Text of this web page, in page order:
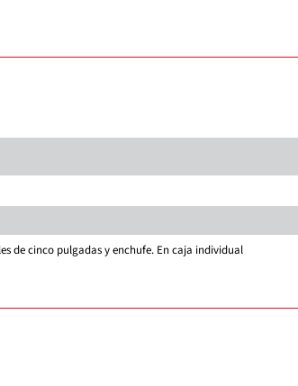
de cinco pulgadas y enchufe. En caja individual